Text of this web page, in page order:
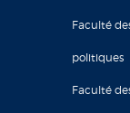
Faculté
politiques
Faculté